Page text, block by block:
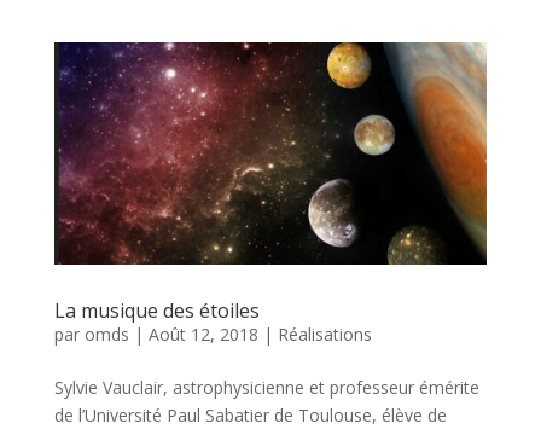
La musique des étoiles
par omds | Août 12, 2018 | Réalisations
Sylvie Vauclair, astrophysicienne et professeur émérite
de l’Université Paul Sabatier de Toulouse, élève de